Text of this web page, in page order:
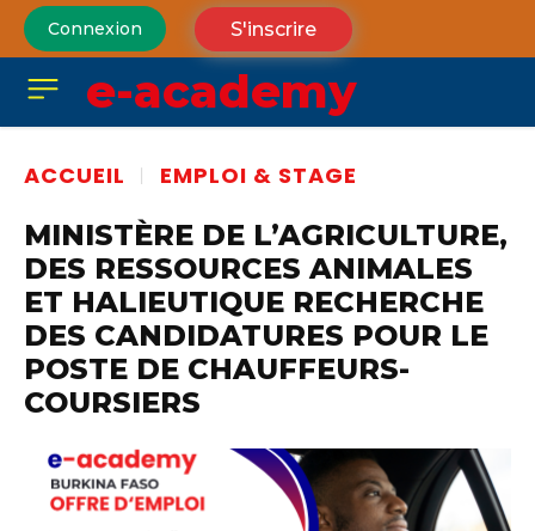
Connexion S'inscrire
e-academy
ACCUEIL EMPLOI & STAGE
MINISTÈRE DE L’AGRICULTURE,
DES RESSOURCES ANIMALES
ET HALIEUTIQUE RECHERCHE
DES CANDIDATURES POUR LE
POSTE DE CHAUFFEURS-
COURSIERS